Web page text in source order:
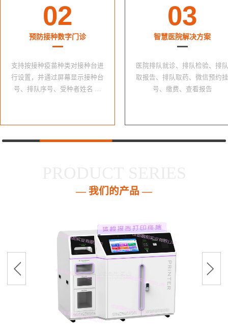
02
预防接种数字门诊
支持按接种疫苗种类对接种台进
行设置，并通过屏幕显示接种台
号、排队序号、受种者姓名 …
03
智慧医院解决方案
医院排队就诊、排队检验、排队
取报告、排队取药、微信预约挂
号、缴费、查看报告
— 我们的产品 —